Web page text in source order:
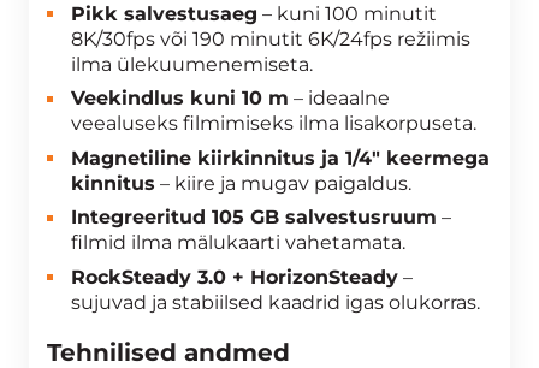
Pikk salvestusaeg – kuni 100 minutit
8K/30fps või 190 minutit 6K/24fps režiimis
ilma ülekuumenemiseta.
Veekindlus kuni 10 m – ideaalne
veealuseks filmimiseks ilma lisakorpuseta.
Magnetiline kiirkinnitus ja 1/4″ keermega
kinnitus – kiire ja mugav paigaldus.
Integreeritud 105 GB salvestusruum –
filmid ilma mälukaarti vahetamata.
RockSteady 3.0 + HorizonSteady –
sujuvad ja stabiilsed kaadrid igas olukorras.
Tehnilised andmed